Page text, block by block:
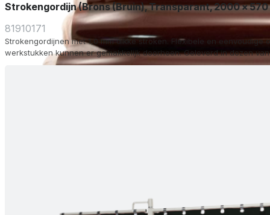
Strokengordijn (Brons (Bruin), Transparant, 2000 x 570
81910171
Strokengordijnen met 1,0 mm dikke stroken. Flexibele en eenvoudige
werkstukken kunnen er gemakkelijk doorheen. Geleverd in dozen